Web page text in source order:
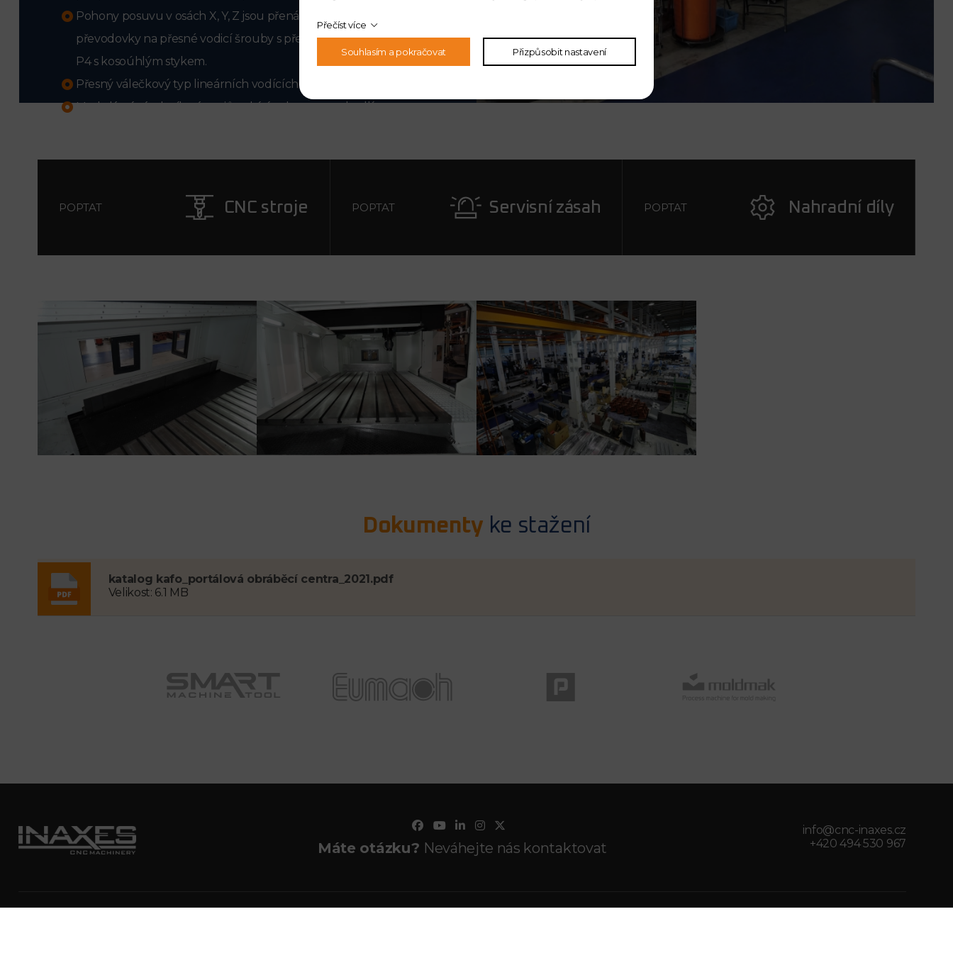
Pohony posuvu v osách X, Y, Z jsou přenášen s pomocí
převodovky na přesné vodicí šrouby s přesnými ložisky třídy
P4 s kosoúhlým stykem.
Přesný válečkový typ lineárních vodících drah v osách X a Y.
Modulární zásobník nástrojů nabízí ochranu a pohodlí.
POPTAT CNC stroje POPTAT Servisní zásah POPTAT Nahradní díly
Dokumenty ke stažení
katalog kafo_portálová obráběcí centra_2021.pdf
Velikost: 6.1 MB
Máte otázku? Neváhejte nás kontaktovat
info@cnc-inaxes.cz
+420 494 530 967
Přečíst více
Souhlasím a pokračovat Přizpůsobit nastavení